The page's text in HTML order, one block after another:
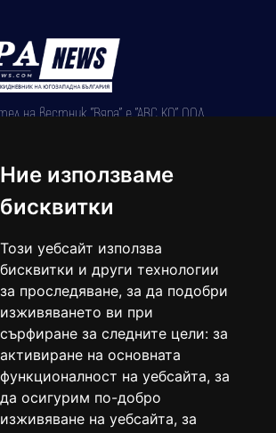
Ние използваме
бисквитки
Този уебсайт използва
бисквитки и други технологии
за проследяване, за да подобри
изживяването ви при
сърфиране за следните цели: за
активиране на основната
функционалност на уебсайта, за
да осигурим по-добро
изживяване на уебсайта, за
на вестник "Вяра" е "АВС КО" ООД,
година.
Ботев" 43
и абонаменти